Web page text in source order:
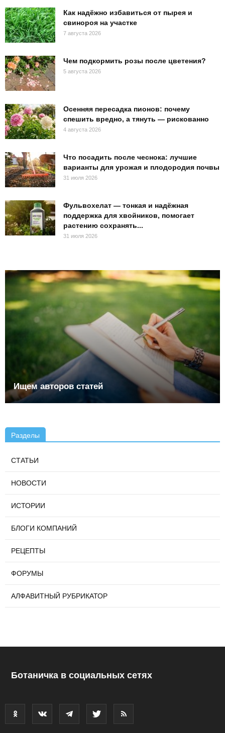
Как надёжно избавиться от пырея и
свинороя на участке
7 августа 2026
Чем подкормить розы после цветения?
5 августа 2026
Осенняя пересадка пионов: почему
спешить вредно, а тянуть — рискованно
4 августа 2026
Что посадить после чеснока: лучшие
варианты для урожая и плодородия почвы
31 июля 2026
Фульвохелат — тонкая и надёжная
поддержка для хвойников, помогает
растению сохранять...
31 июля 2026
Ищем авторов статей
Разделы
СТАТЬИ
НОВОСТИ
ИСТОРИИ
БЛОГИ КОМПАНИЙ
РЕЦЕПТЫ
ФОРУМЫ
АЛФАВИТНЫЙ РУБРИКАТОР
Ботаничка в социальных сетях